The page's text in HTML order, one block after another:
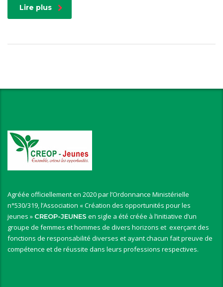
Lire plus
Agréée officiellement en 2020 par l’Ordonnance Ministérielle
n°530/319, l’Association « Création des opportunités pour les
jeunes » CREOP-JEUNES en sigle a été créée à l’initiative d’un
groupe de femmes et hommes de divers horizons et exerçant des
fonctions de responsabilité diverses et ayant chacun fait preuve de
compétence et de réussite dans leurs professions respectives.